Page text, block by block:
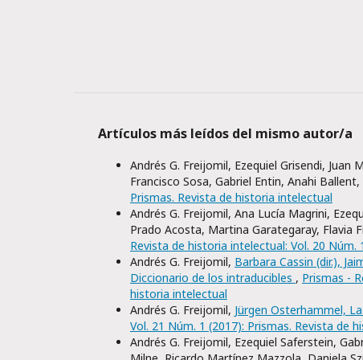
Artículos más leídos del mismo autor/a
Andrés G. Freijomil, Ezequiel Grisendi, Juan
Francisco Sosa, Gabriel Entin, Anahi Ballent,
Prismas. Revista de historia intelectual
Andrés G. Freijomil, Ana Lucía Magrini,
Prado Acosta, Martina Garategaray, Flavia
Revista de historia intelectual: Vol. 20
Andrés G. Freijomil, Barbara Cassin (dir.),
Diccionario de los intraducibles , Prismas -
historia intelectual
Andrés G. Freijomil, Jürgen Osterhammel,
Vol. 21 Núm. 1 (2017): Prismas. Revista de
Andrés G. Freijomil, Ezequiel Saferstein,